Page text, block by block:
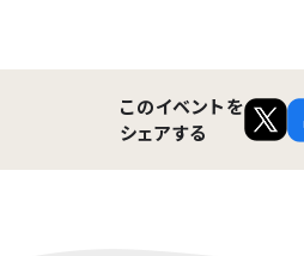
このイベントを
シェアする